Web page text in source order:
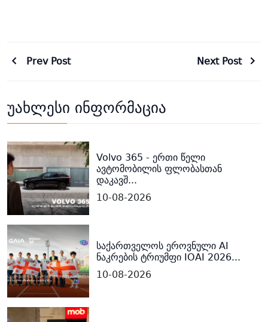
Prev Post Next Post
უახლესი ინფორმაცია
Volvo 365 - ერთი წელი
ავტომობილის ფლობასთან
დაკავშ...
10-08-2026
საქართველოს ეროვნული AI
ნაკრების ტრიუმფი IOAI 2026...
10-08-2026